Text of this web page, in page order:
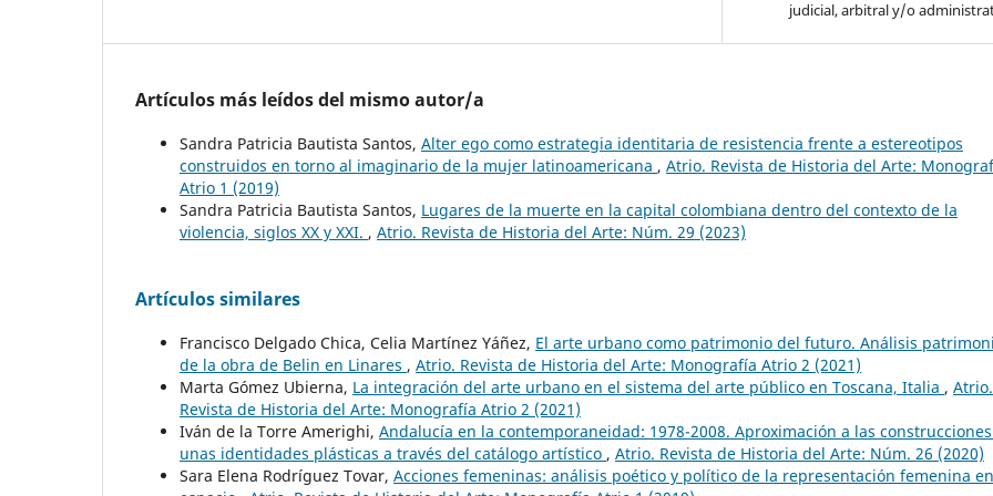
judicial, arbitral y/o
Artículos más leídos del mismo autor/a
Sandra Patricia Bautista Santos, Alter ego como estrategia identitaria de resistencia frente a estereotipos
construidos en torno al imaginario de la mujer latinoamericana , Atrio. Revista de Historia del Arte:
Atrio 1 (2019)
Sandra Patricia Bautista Santos, Lugares de la muerte en la capital colombiana dentro del contexto de la
violencia, siglos XX y XXI. , Atrio. Revista de Historia del Arte: Núm. 29 (2023)
Artículos similares
Francisco Delgado Chica, Celia Martínez Yáñez, El arte urbano como patrimonio del futuro. Análisis
de la obra de Belin en Linares , Atrio. Revista de Historia del Arte: Monografía Atrio 2 (2021)
Marta Gómez Ubierna, La integración del arte urbano en el sistema del arte público en Toscana, Italia , Atrio.
Revista de Historia del Arte: Monografía Atrio 2 (2021)
Iván de la Torre Amerighi, Andalucía en la contemporaneidad: 1978-2008. Aproximación a las
unas identidades plásticas a través del catálogo artístico , Atrio. Revista de Historia del Arte: Núm. 26 (2020)
Sara Elena Rodríguez Tovar, Acciones femeninas: análisis poético y político de la representación femenina